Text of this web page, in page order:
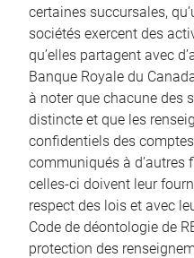
certaines succursales,
sociétés exercent des
qu’elles partagent avec
Banque Royale du
à noter que chacune des
distincte et que les
confidentiels des
communiqués à d’autres
celles-ci doivent leur
respect des lois et avec
Code de déontologie de
protection des